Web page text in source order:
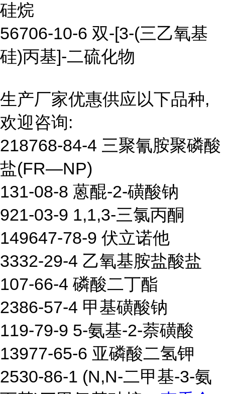
硅烷
56706-10-6 双-[3-(三乙氧基
硅)丙基]-二硫化物
生产厂家优惠供应以下品种,
欢迎咨询:
218768-84-4 三聚氰胺聚磷酸
盐(FR—NP)
131-08-8 蒽醌-2-磺酸钠
921-03-9 1,1,3-三氯丙酮
149647-78-9 伏立诺他
3332-29-4 乙氧基胺盐酸盐
107-66-4 磷酸二丁酯
2386-57-4 甲基磺酸钠
119-79-9 5-氨基-2-萘磺酸
13977-65-6 亚磷酸二氢钾
2530-86-1 (N,N-二甲基-3-氨